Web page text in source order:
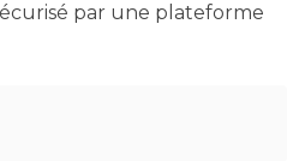
par une plateforme